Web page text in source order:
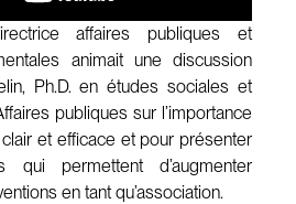
affaires publiques et
animait une discussion
Ph.D. en études sociales et
publiques sur l’importance
clair et efficace et pour présenter
qui permettent d’augmenter
en tant qu’association.